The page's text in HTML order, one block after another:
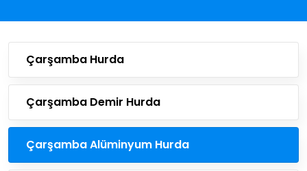
Çarşamba Hurda
Çarşamba Demir Hurda
Çarşamba Alüminyum Hurda